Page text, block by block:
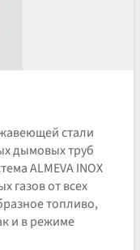
стали
дымовых труб
ALMEVA INOX
газов от всех
топливо,
и в режиме